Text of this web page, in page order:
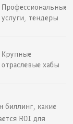
Профессиональные
услуги, тендеры
Крупные
отраслевые хабы
биллинг, какие
ROI для